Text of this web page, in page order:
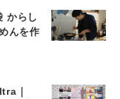
からし
んを作
｜